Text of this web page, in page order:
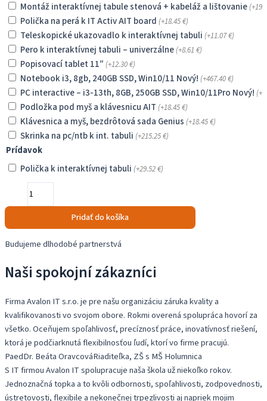
Montáž interaktívnej tabule stenová + kabeláž a lištovanie (+
Polička na perá k IT Activ AIT board (+18.45€)
Teleskopické ukazovadlo k interaktívnej tabuli (+11.07€)
Pero k interaktívnej tabuli – univerzálne (+8.61 €)
Popisovací tablet 11″ (+12.30€)
Notebook i3, 8gb, 240GB SSD, Win10/11 Nový! (+467.40€)
PC interactive – i3-13th, 8GB, 250GB SSD, Win10/11Pro Nový! (+
Podložka pod myš a klávesnicu AIT (+18.45€)
Klávesnica a myš, bezdrôtová sada Genius (+18.45€)
Skrinka na pc/ntb k int. tabuli (+215.25€)
Prídavok
Polička k interaktívnej tabuli (+29.52€)
množstvo
pre
škôlku
Pridať do košíka
Budujeme dlhodobé partnerstvá
Naši spokojní zákazníci
Firma Avalon IT s.r.o. je pre našu organizáciu záruka kvality a
kvalifikovanosti vo svojom obore. Rokmi overená spolupráca hovorí za
všetko. Oceňujem spoľahlivosť, precíznosť práce, inovatívnosť riešení,
ktorá je podčiarknutá flexibilnosťou ľudí, ktorí vo firme pracujú.
PaedDr. Beáta OravcováRiaditeľka, ZŠ s MŠ Holumnica
S IT firmou Avalon IT spolupracuje naša škola už niekoľko rokov.
Jednoznačná topka a to kvôli odbornosti, spoľahlivosti, zodpovednosti,
ústretovosti, flexibile a nekonečnej trpezlivosti aj napriek mojim